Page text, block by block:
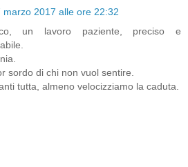
marzo 2017 alle ore 22:32
un lavoro paziente, preciso e
sordo di chi non vuol sentire.
tutta, almeno velocizziamo la caduta.